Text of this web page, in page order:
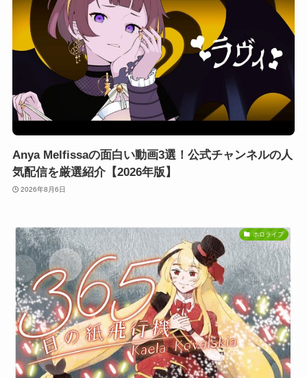
Anya Melfissaの面白い動画3選！公式チャンネルの人
気配信を厳選紹介【2026年版】
2026年8月6日
ホロライブ